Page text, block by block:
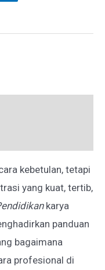
kebetulan, tetapi
yang kuat, tertib,
karya
panduan
bagaimana
profesional di